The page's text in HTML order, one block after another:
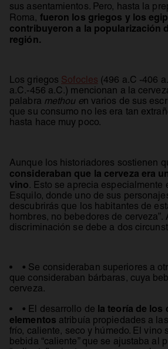
sus asentamientos. Pero, hasta la
Roma, fueron los griegos y los
contribuyeron a la popularización
región.
Los griegos Sofocles se abre en una
(496 a.C -406
a.C.-456 a.C.) mencionan a la
palabra methou en varios de sus
que su consumo no les era tan
hasta hace muy poco.
Aunque los historiadores sostienen
consideraban que la cerveza era
vino. Esto se aprecia especialmente
Esquilo, donde uno de sus
descubrirás que los habitantes de
hombres, no bebedores de cerveza”.
discriminación se debe a dos
• Se consideraban superiores a
que consideraban bárbaras, cuya
cerveza.
• El desarrollo de la teoría de los
elementos atribuía propiedades a
frío, caliente, seco y húmedo. El vino
bebida “caliente” que se ajustaba al